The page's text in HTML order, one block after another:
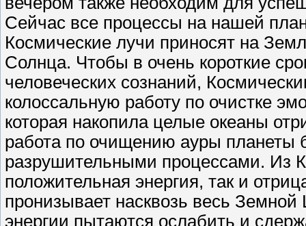
Сейчас все процессы на нашей
Космические лучи приносят на
Солнца. Чтобы в очень короткие
человеческих сознаний,
колоссальную работу по очистке
которая накопила целые океаны
работа по очищению ауры планеты
разрушительными процессами. Из
положительная энергия, так и
пронизывает насквозь весь
энергии пытаются ослабить и